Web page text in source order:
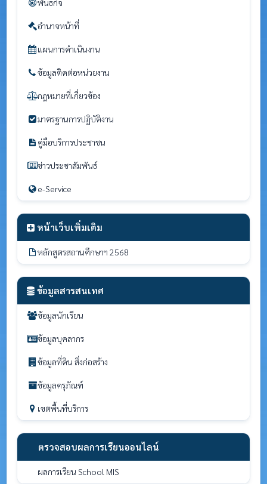
พันธกิจ
อำนาจหน้าที่
แผนการดำเนินงาน
ข้อมูลติดต่อหน่วยงาน
กฎหมายที่เกี่ยวข้อง
มาตรฐานการปฏิบัติงาน
คู่มือบริการประชาชน
ข่าวประชาสัมพันธ์
e-Service
หน้าเว็บเพิ่มเติม
หลักสูตรสถานศึกษาฯ 2568
ข้อมูลสารสนเทศ
ข้อมูลนักเรียน
ข้อมูลบุคลากร
ข้อมูลที่ดิน สิ่งก่อสร้าง
ข้อมูลครุภัณฑ์
เขตพื้นที่บริการ
ตรวจสอบผลการเรียนออนไลน์
ผลการเรียน School MIS